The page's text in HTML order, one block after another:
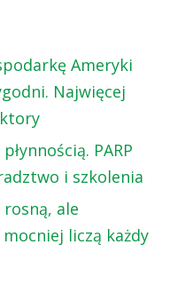
Ameryki
Najwięcej
PARP
i szkolenia
ale
liczą każdy